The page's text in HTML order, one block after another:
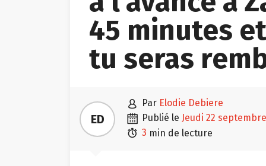
45 minutes
tu seras
ED
 par Elodie Debiere
 publié le jeudi 22
 3 min de lecture